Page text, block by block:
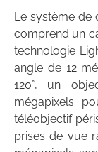
Le système de
comprend un
technologie
angle de 12
120°, un
mégapixels
téléobjectif
prises de vue